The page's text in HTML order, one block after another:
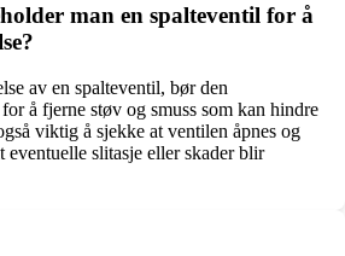
man en spalteventil for å
av en spalteventil, bør den
å fjerne støv og smuss som kan hindre
viktig å sjekke at ventilen åpnes og
eventuelle slitasje eller skader blir